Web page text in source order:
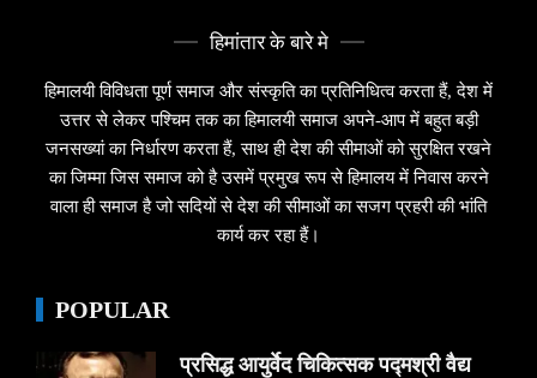
हिमांतार के बारे मे
हिमालयी विविधता पूर्ण समाज और संस्कृति का प्रतिनिधित्व करता हैं, देश में
उत्तर से लेकर पश्चिम तक का हिमालयी समाज अपने-आप में बहुत बड़ी
जनसख्यां का निर्धारण करता हैं, साथ ही देश की सीमाओं को सुरक्षित रखने
का जिम्मा जिस समाज को है उसमें प्रमुख रूप से हिमालय में निवास करने
वाला ही समाज है जो सदियों से देश की सीमाओं का सजग प्रहरी की भांति
कार्य कर रहा हैं।
POPULAR
प्रसिद्ध आयुर्वेद चिकित्सक पद्मश्री वैद्य